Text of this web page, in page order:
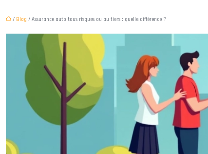
/ Blog / Assurance auto tous risques ou au tiers : quelle différence ?